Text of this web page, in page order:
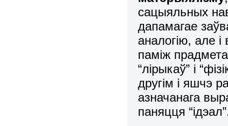
сацыяльных
дапамагае
аналогію, але і
паміж
“лірыкаў” і
другім і яшчэ
азначанага
паняцця